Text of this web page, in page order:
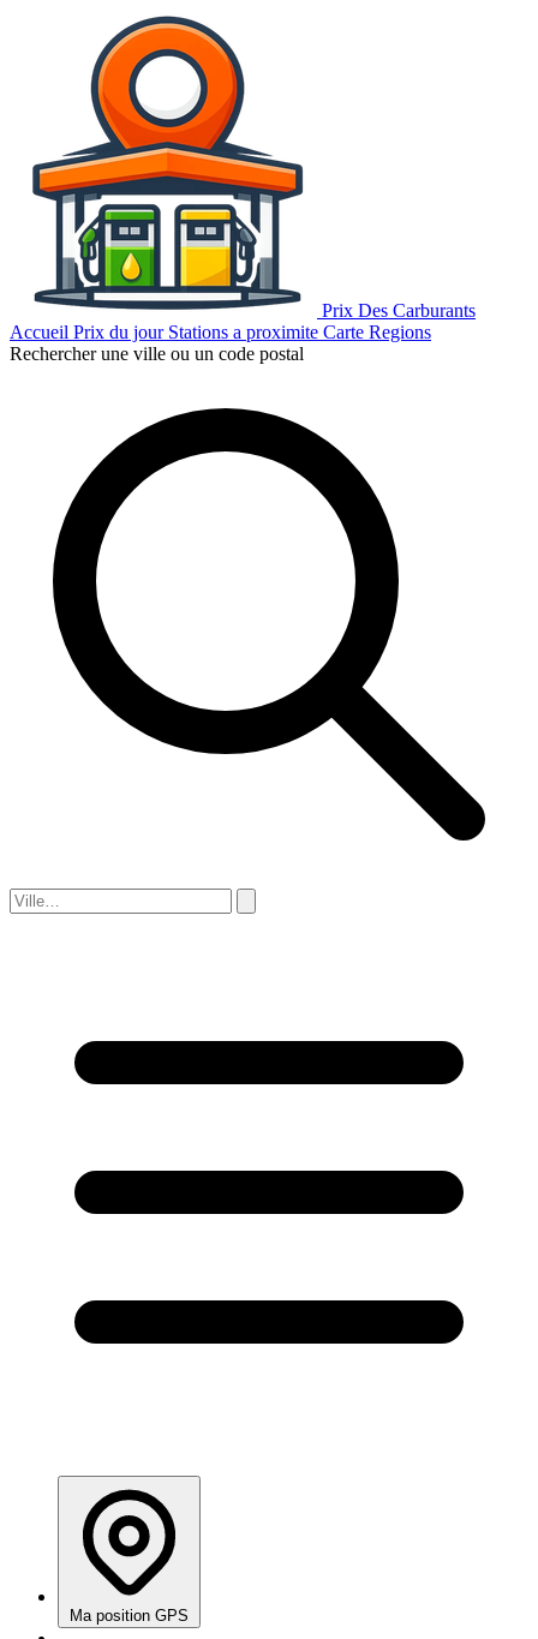
Prix Des Carburants
Accueil Prix du jour Stations a proximite Carte Regions
Rechercher une ville ou un code postal
Ma position GPS